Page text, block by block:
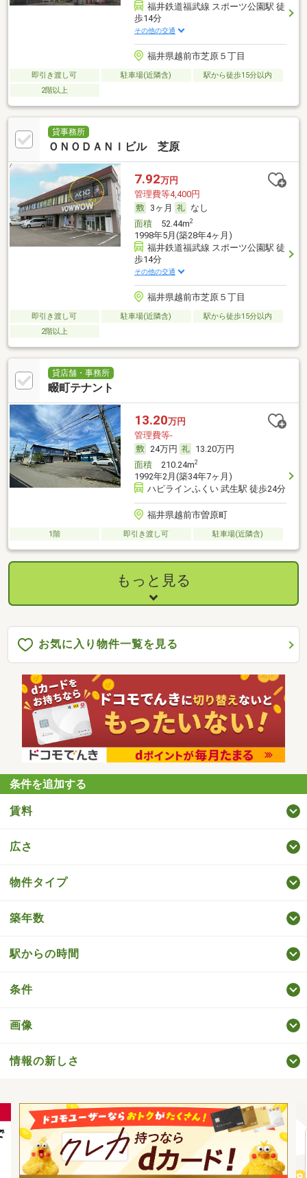
福井鉄道福武線 スポーツ公園駅 徒
歩14分
その他の交通
福井県越前市芝原５丁目
即引き渡し可 駐車場(近隣含)
駅から徒歩15分以内
2階以上
貸事務所
ＯＮＯＤＡＮＩビル 芝原
7.92万円
管理費等4,400円
3ヶ月
なし
面積52.44m2
1998年5月(築28年4ヶ月)
福井鉄道福武線 スポーツ公園駅 徒
歩14分
その他の交通
福井県越前市芝原５丁目
即引き渡し可 駐車場(近隣含)
駅から徒歩15分以内
2階以上
貸店舗・事務所
畷町テナント
13.20万円
管理費等-
24万円
13.20万円
面積210.24m2
1992年2月(築34年7ヶ月)
ハピラインふくい 武生駅 徒歩24分
福井県越前市曽原町
1階 即引き渡し可 駐車場(近隣含)
もっと見る
お気に入り物件一覧を見る
条件を追加する
賃料
広さ
物件タイプ
築年数
駅からの時間
条件
画像
情報の新しさ